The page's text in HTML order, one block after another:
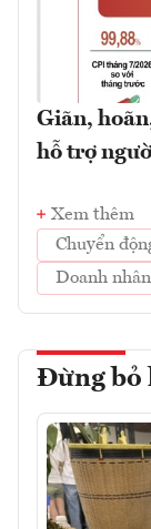
Giãn,
hỗ trợ
Xem thêm
Chuyển
Doanh nhân
Đừng bỏ